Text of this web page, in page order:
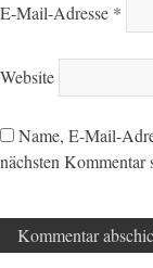
E-Mail-Adresse *
Website
Name, E-Mail-
nächsten Kommentar